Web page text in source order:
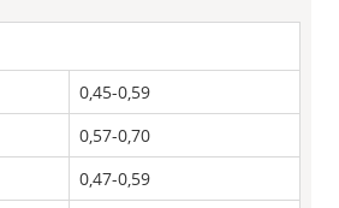
0,45-0,59
​0,57-0,70
0,47-0,59